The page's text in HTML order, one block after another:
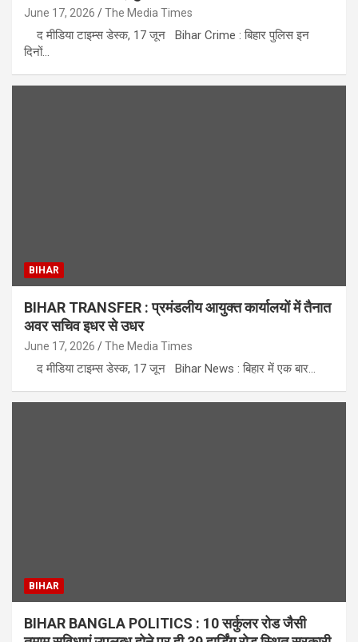
June 17, 2026 The Media Times
द मीडिया टाइम्स डेस्क, 17 जून Bihar Crime : बिहार पुलिस इन
दिनों…
BIHAR
BIHAR TRANSFER : प्रमंडलीय आयुक्त कार्यालयों में तैनात
अवर सचिव इधर से उधर
June 17, 2026 The Media Times
द मीडिया टाइम्स डेस्क, 17 जून Bihar News : बिहार में एक बार…
BIHAR
BIHAR BANGLA POLITICS : 10 सर्कुलर रोड जैसी